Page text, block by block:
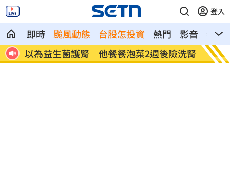
登入
即時 颱風動態 台股怎投資 熱門 影音
熱搜
無
以為益生菌護腎 他餐餐泡菜2週後險洗腎
白海
區」